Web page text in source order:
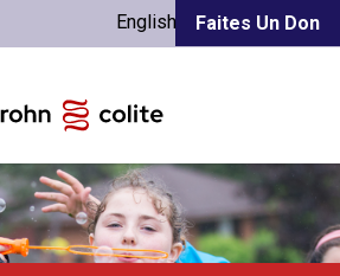
Faites Un Don
English